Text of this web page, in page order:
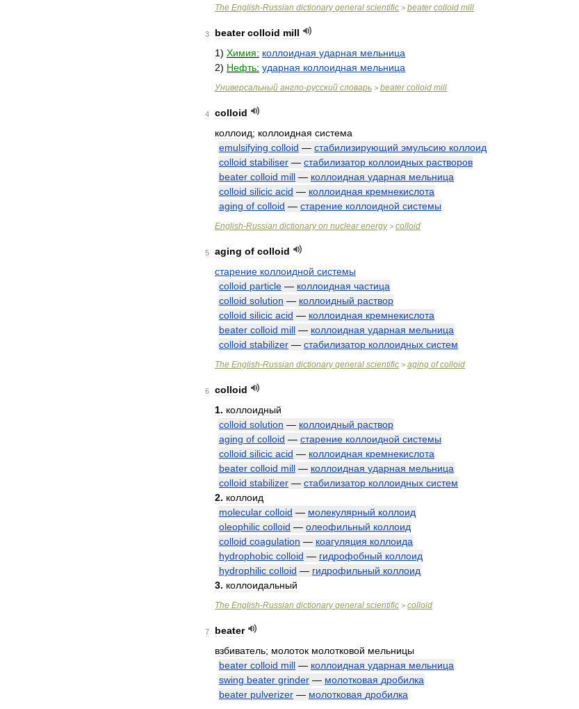
The English-Russian dictionary general scientific > beater colloid mill
3 beater colloid mill
1) Химия: коллоидная ударная мельница
2) Нефть: ударная коллоидная мельница
Универсальный англо-русский словарь > beater colloid mill
4
colloid
коллоид; коллоидная система
emulsifying colloid — стабилизирующий эмульсию коллоид
colloid stabiliser — стабилизатор коллоидных растворов
beater colloid mill — коллоидная ударная мельница
colloid silicic acid — коллоидная кремнекислота
aging of colloid — старение коллоидной системы
English-Russian dictionary on nuclear energy> colloid
5 aging of colloid
старение коллоидной системы
colloid particle — коллоидная частица
colloid solution — коллоидный раствор
colloid silicic acid — коллоидная кремнекислота
beater colloid mill — коллоидная ударная мельница
colloid stabilizer — стабилизатор коллоидных систем
The English-Russian dictionary general scientific > aging of colloid
6
colloid
1. коллоидный
colloid solution — коллоидный раствор
aging of colloid — старение коллоидной системы
colloid silicic acid — коллоидная кремнекислота
beater colloid mill — коллоидная ударная мельница
colloid stabilizer — стабилизатор коллоидных систем
2. коллоид
molecular colloid — молекулярный коллоид
oleophilic colloid — олеофильный коллоид
colloid coagulation — коагуляция коллоида
hydrophobic colloid — гидрофобный коллоид
hydrophilic colloid — гидрофильный коллоид
3. коллоидальный
The English-Russian dictionary general scientific > colloid
7
beater
взбиватель; молоток молотковой мельницы
beater colloid mill — коллоидная ударная мельница
swing beater grinder — молотковая дробилка
beater pulverizer — молотковая дробилка